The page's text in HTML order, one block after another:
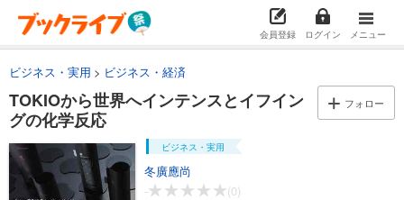
会員登録 ログイン メニュー
ビジネス・実用 ビジネス・経済
TOKIOから世界へインテンスとイフイン
グの化学反応
フォロー
ビジネス・実用
冬廣應尚
-
(0)